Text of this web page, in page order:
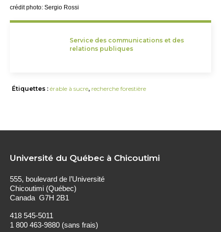
crédit photo: Sergio Rossi
Service des communications et des
relations publiques
Étiquettes :érable à sucre, recherche forestière
Université du Québec à Chicoutimi
555, boulevard de l’Université
Chicoutimi (Québec)
Canada G7H 2B1
418 545-5011
1 800 463-9880 (sans frais)